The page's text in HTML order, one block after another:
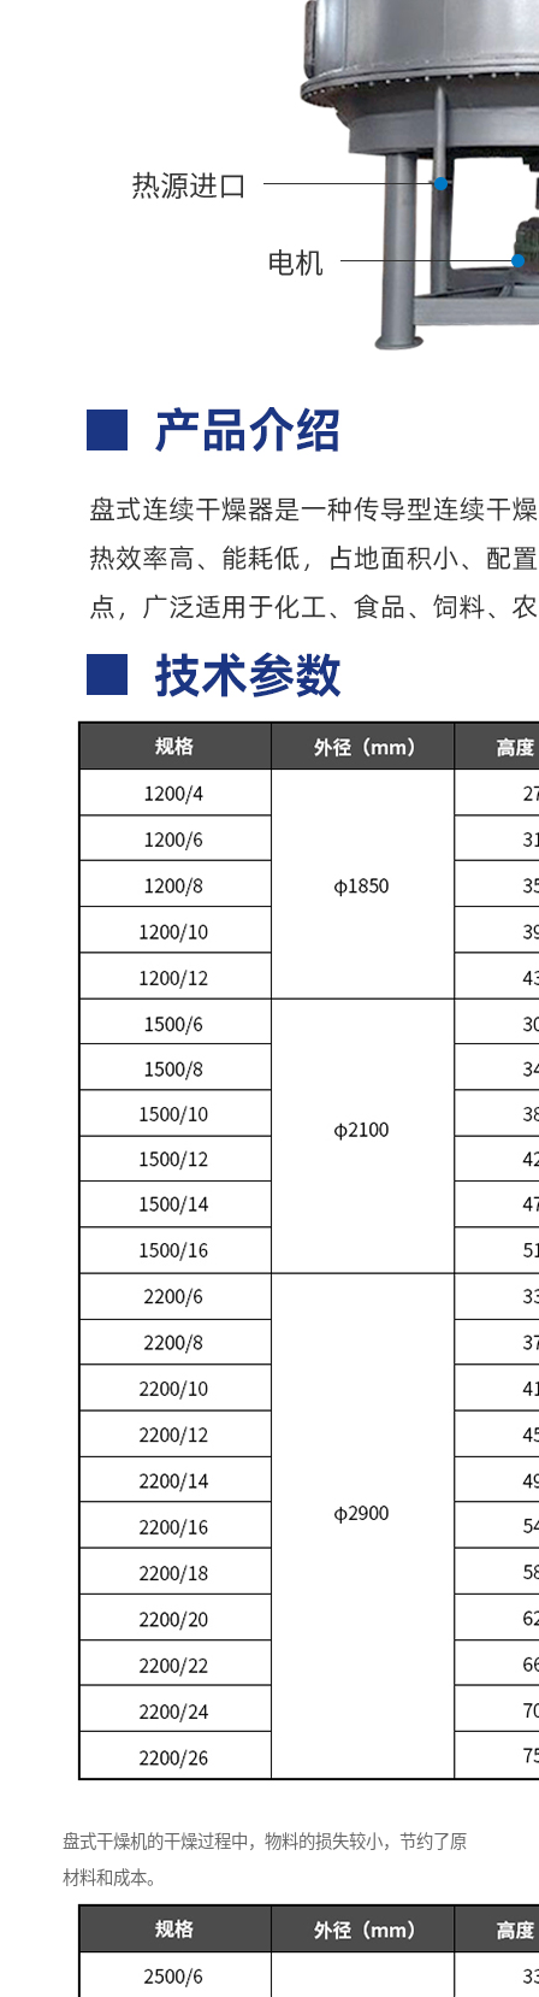
盘式干燥机的干燥过程中，物料的损失较小，节约了原
材料和成本。